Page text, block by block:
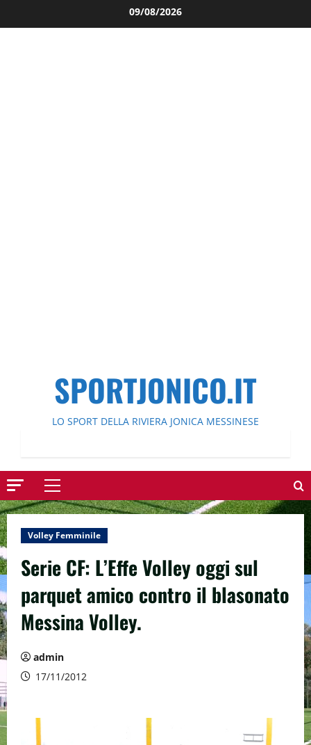
al
09/08/2026
SPORTJONICO.IT
LO SPORT DELLA RIVIERA JONICA MESSINESE
Menu
principale
Volley Femminile
Serie CF: L’Effe Volley oggi sul
parquet amico contro il blasonato
Messina Volley.
admin
17/11/2012